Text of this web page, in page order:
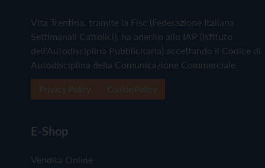
Vita Trentina, tramite la Fisc (Federazione Italiana
Settimanali Cattolici), ha aderito allo IAP (Istituto
dell'Autodisciplina Pubblicitaria) accettando il Codice di
Autodisciplina della Comunicazione Commerciale
E-Shop
Vendita Online